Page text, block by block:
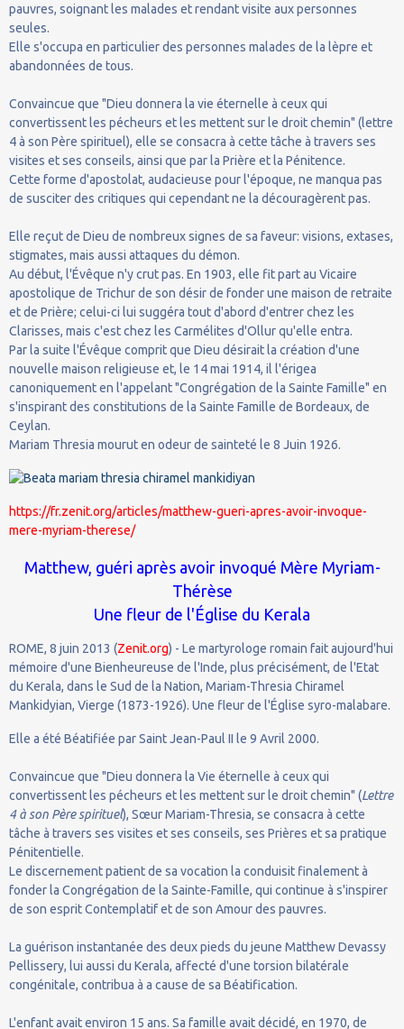
pauvres, soignant les malades et rendant visite aux personnes
seules.
Elle s'occupa en particulier des personnes malades de la lèpre et
abandonnées de tous.
Convaincue que "Dieu donnera la vie éternelle à ceux qui
convertissent les pécheurs et les mettent sur le droit chemin" (lettre
4 à son Père spirituel), elle se consacra à cette tâche à travers ses
visites et ses conseils, ainsi que par la Prière et la Pénitence.
Cette forme d'apostolat, audacieuse pour l'époque, ne manqua pas
de susciter des critiques qui cependant ne la découragèrent pas.
Elle reçut de Dieu de nombreux signes de sa faveur: visions, extases,
stigmates, mais aussi attaques du démon.
Au début, l'Évêque n'y crut pas. En 1903, elle fit part au Vicaire
apostolique de Trichur de son désir de fonder une maison de retraite
et de Prière; celui-ci lui suggéra tout d'abord d'entrer chez les
Clarisses, mais c'est chez les Carmélites d'Ollur qu'elle entra.
Par la suite l'Évêque comprit que Dieu désirait la création d'une
nouvelle maison religieuse et, le 14 mai 1914, il l'érigea
canoniquement en l'appelant "Congrégation de la Sainte Famille" en
s'inspirant des constitutions de la Sainte Famille de Bordeaux, de
Ceylan.
Mariam Thresia mourut en odeur de sainteté le 8 Juin 1926.
https://fr.zenit.org/articles/matthew-gueri-apres-avoir-invoque-
mere-myriam-therese/
Matthew, guéri après avoir invoqué Mère Myriam-
Thérèse
Une fleur de l'Église du Kerala
ROME, 8 juin 2013 (Zenit.org) - Le martyrologe romain fait aujourd'hui
mémoire d'une Bienheureuse de l'Inde, plus précisément, de l'Etat
du Kerala, dans le Sud de la Nation, Mariam-Thresia Chiramel
Mankidyian, Vierge (1873-1926). Une fleur de l'Église syro-malabare.
Elle a été Béatifiée par Saint Jean-Paul II le 9 Avril 2000.
Convaincue que "Dieu donnera la Vie éternelle à ceux qui
convertissent les pécheurs et les mettent sur le droit chemin" (Lettre
4 à son Père spirituel), Sœur Mariam-Thresia, se consacra à cette
tâche à travers ses visites et ses conseils, ses Prières et sa pratique
Pénitentielle.
Le discernement patient de sa vocation la conduisit finalement à
fonder la Congrégation de la Sainte-Famille, qui continue à s'inspirer
de son esprit Contemplatif et de son Amour des pauvres.
La guérison instantanée des deux pieds du jeune Matthew Devassy
Pellissery, lui aussi du Kerala, affecté d'une torsion bilatérale
congénitale, contribua à a cause de sa Béatification.
L'enfant avait environ 15 ans. Sa famille avait décidé, en 1970, de